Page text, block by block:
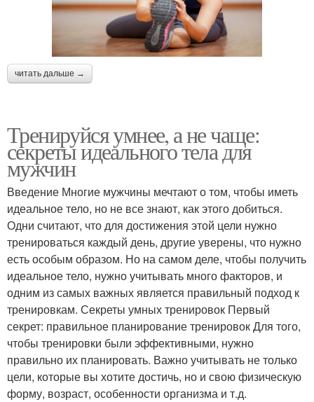
читать дальше →
Тренируйся умнее, а не чаще:
секреты идеального тела для
мужчин
Введение Многие мужчины мечтают о том, чтобы иметь
идеальное тело, но не все знают, как этого добиться.
Одни считают, что для достижения этой цели нужно
тренироваться каждый день, другие уверены, что нужно
есть особым образом. Но на самом деле, чтобы получить
идеальное тело, нужно учитывать много факторов, и
одним из самых важных является правильный подход к
тренировкам. Секреты умных тренировок Первый
секрет: правильное планирование тренировок Для того,
чтобы тренировки были эффективными, нужно
правильно их планировать. Важно учитывать не только
цели, которые вы хотите достичь, но и свою физическую
форму, возраст, особенности организма и т.д.